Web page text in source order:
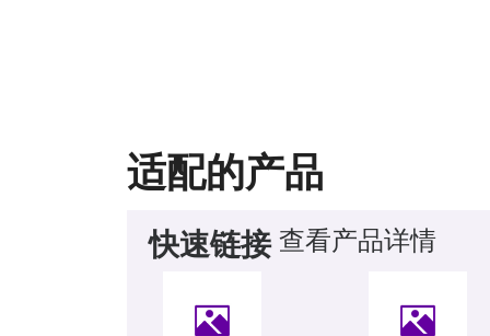
适配的产品
快速链接 查看产品详情